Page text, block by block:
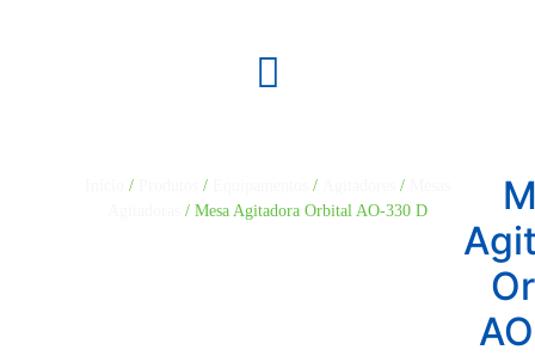
/ / / /
/ Mesa Agitadora Orbital AO-330 D